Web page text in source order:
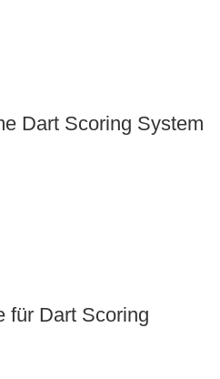
Dart Scoring System
für Dart Scoring